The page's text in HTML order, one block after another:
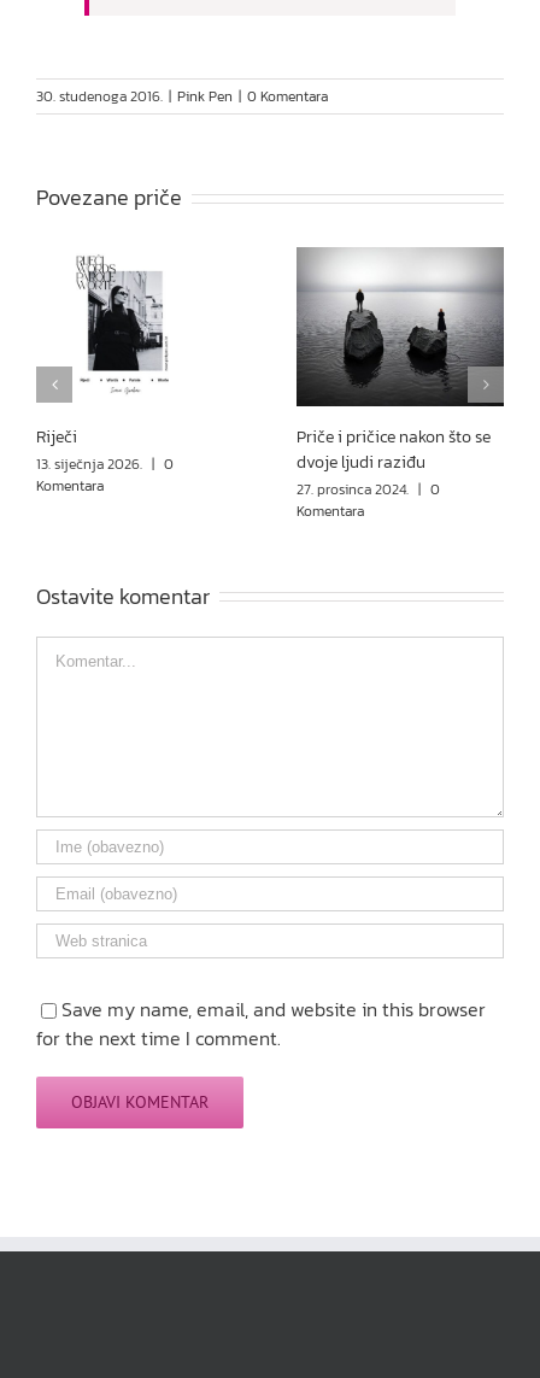
30. studenoga 2016. | Pink Pen | 0 Komentara
Povezane priče
Riječi
13. siječnja 2026. | 0
Komentara
Priče i pričice nakon što se
dvoje ljudi raziđu
27. prosinca 2024. | 0
Komentara
Ostavite komentar
Comment
Save my name, email, and website in this browser
for the next time I comment.